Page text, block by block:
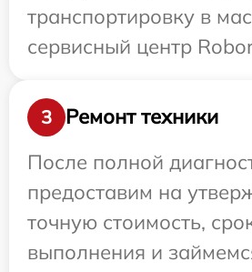
транспортировку в
сервисный центр
3
Ремонт техники
После полной
предоставим на
точную стоимость,
выполнения и